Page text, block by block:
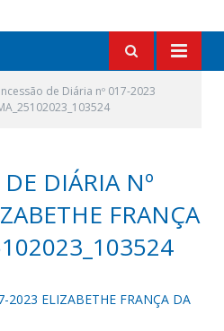
de Diária nº 017-2023
DIÁRIA Nº
FRANÇA
ELIZABETHE FRANÇA DA